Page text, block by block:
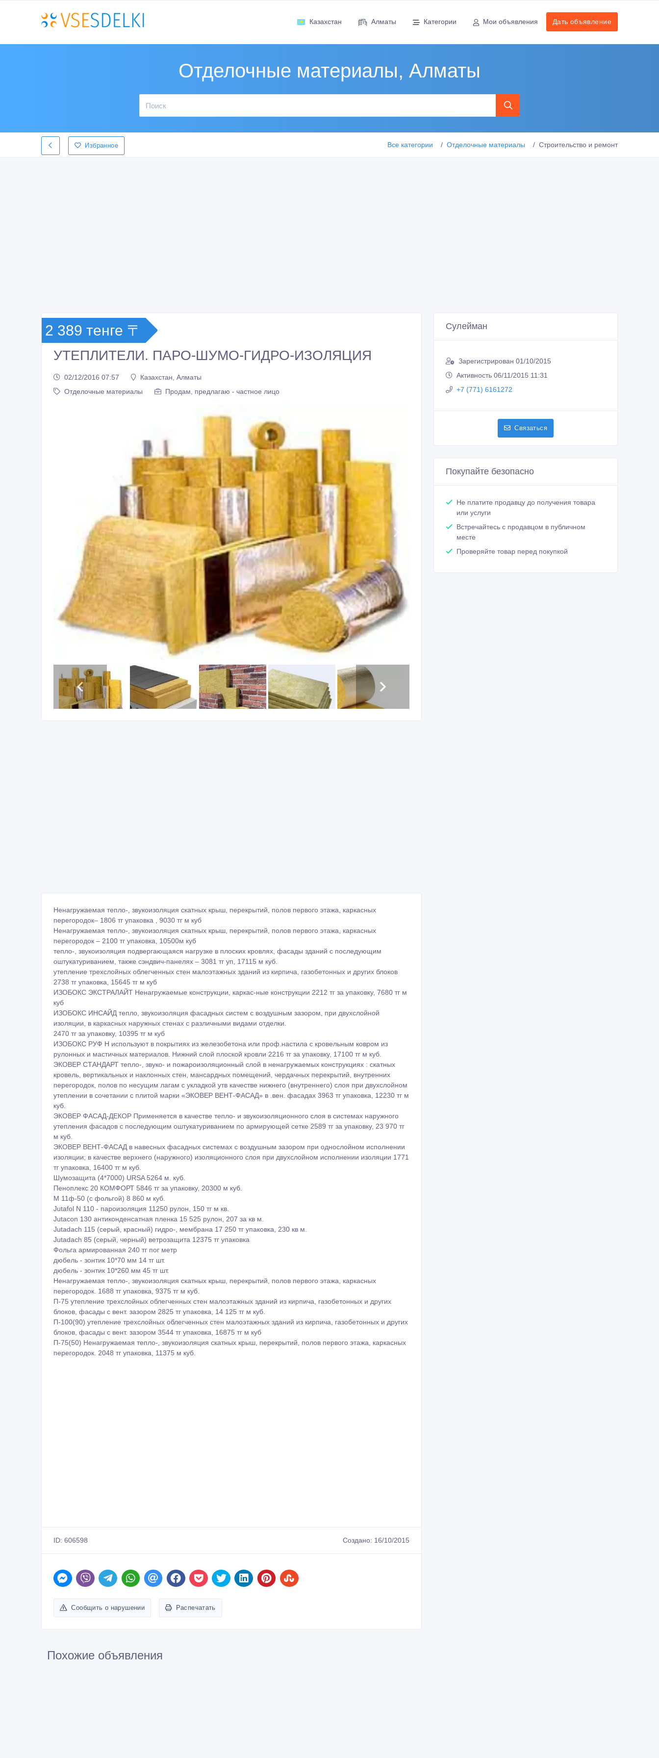
Казахстан Алматы Категории Мои объявления Дать объявление
Отделочные материалы, Алматы
Избранное Все категории Отделочные материалы Строительство и ремонт
2 389 тенге 〒
УТЕПЛИТЕЛИ. ПАРО-ШУМО-ГИДРО-ИЗОЛЯЦИЯ
02/12/2016 07:57
Казахстан, Алматы
Отделочные материалы
Продам, предлагаю - частное лицо
Ненагружаемая тепло-, звукоизоляция скатных крыш, перекрытий, полов первого этажа, каркасных
перегородок– 1806 тг упаковка , 9030 тг м куб
Ненагружаемая тепло-, звукоизоляция скатных крыш, перекрытий, полов первого этажа, каркасных
перегородок – 2100 тг упаковка, 10500м куб
тепло-, звукоизоляция подвергающаяся нагрузке в плоских кровлях, фасады зданий с последующим
оштукатуриванием, также сэндвич-панелях – 3081 тг уп, 17115 м куб.
утепление трехслойных облегченных стен малоэтажных зданий из кирпича, газобетонных и других блоков
2738 тг упаковка, 15645 тг м куб
ИЗОБОКС ЭКСТРАЛАЙТ Ненагружаемые конструкции, каркас-ные конструкции 2212 тг за упаковку, 7680 тг м
куб
ИЗОБОКС ИНСАЙД тепло, звукоизоляция фасадных систем с воздушным зазором, при двухслойной
изоляции, в каркасных наружных стенах с различными видами отделки.
2470 тг за упаковку, 10395 тг м куб
ИЗОБОКС РУФ Н используют в покрытиях из железобетона или проф.настила с кровельным ковром из
рулонных и мастичных материалов. Нижний слой плоской кровли 2216 тг за упаковку, 17100 тг м куб.
ЭКОВЕР СТАНДАРТ тепло-, звуко- и пожароизоляционный слой в ненагружаемых конструкциях : скатных
кровель, вертикальных и наклонных стен, мансардных помещений, чердачных перекрытий, внутренних
перегородок, полов по несущим лагам с укладкой утв качестве нижнего (внутреннего) слоя при двухслойном
утеплении в сочетании с плитой марки «ЭКОВЕР ВЕНТ-ФАСАД» в .вен. фасадах 3963 тг упаковка, 12230 тг м
куб.
ЭКОВЕР ФАСАД-ДЕКОР Применяется в качестве тепло- и звукоизоляционного слоя в системах наружного
утепления фасадов с последующим оштукатуриванием по армирующей сетке 2589 тг за упаковку, 23 970 тг
м куб.
ЭКОВЕР ВЕНТ-ФАСАД в навесных фасадных системах с воздушным зазором при однослойном исполнении
изоляции; в качестве верхнего (наружного) изоляционного слоя при двухслойном исполнении изоляции 1771
тг упаковка, 16400 тг м куб.
Шумозащита (4*7000) URSA 5264 м. куб.
Пеноплекс 20 КОМФОРТ 5846 тг за упаковку, 20300 м куб.
М 11ф-50 (с фольгой) 8 860 м куб.
Jutafol N 110 - пароизоляция 11250 рулон, 150 тг м кв.
Jutacon 130 антиконденсатная пленка 15 525 рулон, 207 за кв м.
Jutadach 115 (серый, красный) гидро-, мембрана 17 250 тг упаковка, 230 кв м.
Jutadach 85 (серый, черный) ветрозащита 12375 тг упаковка
Фольга армированная 240 тг пог метр
дюбель - зонтик 10*70 мм 14 тг шт.
дюбель - зонтик 10*260 мм 45 тг шт.
Ненагружаемая тепло-, звукоизоляция скатных крыш, перекрытий, полов первого этажа, каркасных
перегородок. 1688 тг упаковка, 9375 тг м куб.
П-75 утепление трехслойных облегченных стен малоэтажных зданий из кирпича, газобетонных и других
блоков, фасады с вент. зазором 2825 тг упаковка, 14 125 тг м куб.
П-100(90) утепление трехслойных облегченных стен малоэтажных зданий из кирпича, газобетонных и других
блоков, фасады с вент. зазором 3544 тг упаковка, 16875 тг м куб
П-75(50) Ненагружаемая тепло-, звукоизоляция скатных крыш, перекрытий, полов первого этажа, каркасных
перегородок. 2048 тг упаковка, 11375 м куб.
ID: 606598 Создано: 16/10/2015
Сообщить о нарушении Распечатать
Сулейман
Зарегистрирован 01/10/2015
Активность 06/11/2015 11:31
+7 (771) 6161272
Связаться
Покупайте безопасно
Не платите продавцу до получения товара
или услуги
Встречайтесь с продавцом в публичном
месте
Проверяйте товар перед покупкой
Похожие объявления